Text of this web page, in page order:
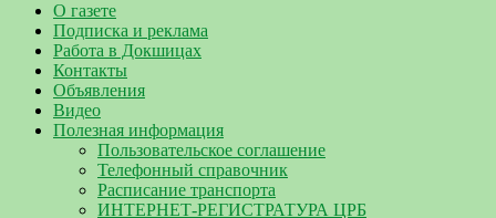
О газете
Подписка и реклама
Работа в Докшицах
Контакты
Объявления
Видео
Полезная информация
Пользовательское соглашение
Телефонный справочник
Расписание транспорта
ИНТЕРНЕТ-РЕГИСТРАТУРА ЦРБ